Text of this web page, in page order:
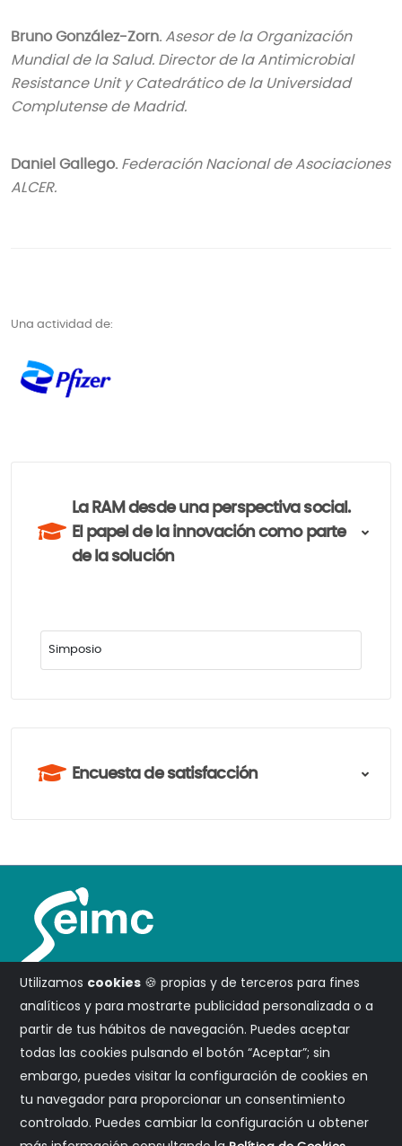
Bruno González-Zorn. Asesor de la Organización
Mundial de la Salud. Director de la Antimicrobial
Resistance Unit y Catedrático de la Universidad
Complutense de Madrid.
Daniel Gallego. Federación Nacional de Asociaciones
ALCER.
Una actividad de:
La RAM desde una perspectiva social.
El papel de la innovación como parte
de la solución
Simposio
Encuesta de satisfacción
Campus SEIMC
Utilizamos cookies 🍪 propias y de terceros para fines
analíticos y para mostrarte publicidad personalizada o a
partir de tus hábitos de navegación. Puedes aceptar
todas las cookies pulsando el botón “Aceptar”; sin
embargo, puedes visitar la configuración de cookies en
tu navegador para proporcionar un consentimiento
controlado. Puedes cambiar la configuración u obtener